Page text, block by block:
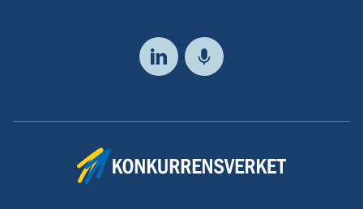
Följ
oss